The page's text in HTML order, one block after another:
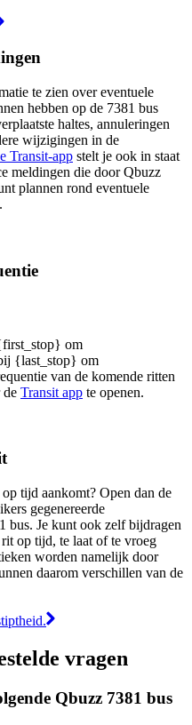
te zien over eventuele
hebben op de 7381 bus
haltes, annuleringen
wijzigingen in de
Transit-app stelt je ook in staat
meldingen die door Qbuzz
plannen rond eventuele
om
{last_stop} om
van de komende ritten
de Transit app te openen.
tijd aankomt? Open dan de
gegenereerde
bus. Je kunt ook zelf bijdragen
op tijd, te laat of te vroeg
worden namelijk door
daarom verschillen van de
vragen
Qbuzz 7381 bus